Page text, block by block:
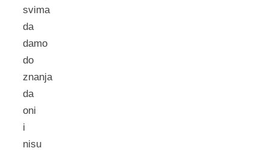
svima
da
damo
do
znanja
da
oni
i
nisu